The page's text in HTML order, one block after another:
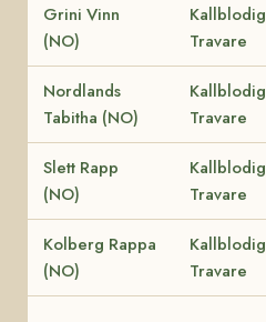
Grini Vinn
(NO)
Kallblodig
Travare
Nordlands
Tabitha (NO)
Kallblodig
Travare
Slett Rapp
(NO)
Kallblodig
Travare
Kolberg Rappa
(NO)
Kallblodig
Travare